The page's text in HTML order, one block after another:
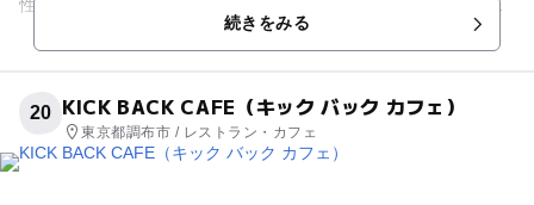
性や、災害時の避難場所としての機能を考慮して整備されてい
続きをみる
20 KICK BACK CAFE（キック バック カフェ）
東京都調布市 / レストラン・カフェ